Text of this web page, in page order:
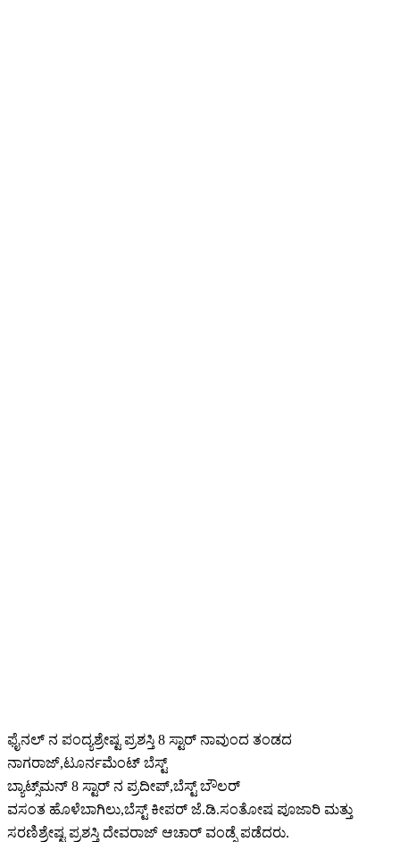
ಫೈನಲ್ ನ ಪಂದ್ಯಶ್ರೇಷ್ಟ ಪ್ರಶಸ್ತಿ 8 ಸ್ಟಾರ್ ನಾವುಂದ ತಂಡದ
ನಾಗರಾಜ್,ಟೂರ್ನಮೆಂಟ್ ಬೆಸ್ಟ್
ಬ್ಯಾಟ್ಸ್‌ಮನ್‌ 8 ಸ್ಟಾರ್ ನ ಪ್ರದೀಪ್,ಬೆಸ್ಟ್ ಬೌಲರ್
ವಸಂತ ಹೊಳೆಬಾಗಿಲು,ಬೆಸ್ಟ್ ಕೀಪರ್ ಜೆ.ಡಿ.ಸಂತೋಷ ಪೂಜಾರಿ ಮತ್ತು
ಸರಣಿಶ್ರೇಷ್ಟ ಪ್ರಶಸ್ತಿ ದೇವರಾಜ್ ಆಚಾರ್ ವಂಡ್ಸೆ ಪಡೆದರು.